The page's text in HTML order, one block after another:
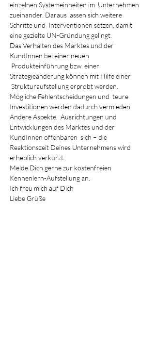
einzelnen Systemeinheiten im  Unternehmen
zueinander. Daraus lassen sich weitere
Schritte und  Interventionen setzen, damit
eine gezielte UN-Gründung gelingt.
Das Verhalten des Marktes und der
KundInnen bei einer neuen
Produkteinführung bzw. einer
Strategieänderung können mit Hilfe einer
Strukturaufstellung erprobt werden.
Mögliche Fehlentscheidungen und  teure
Investitionen werden dadurch vermieden.
Andere Aspekte,  Ausrichtungen und
Entwicklungen des Marktes und der
KundInnen offenbaren  sich – die
Reaktionszeit Deines Unternehmens wird
erheblich verkürzt.
Melde Dich gerne zur kostenfreien
Kennenlern-Aufstellung an.
Ich freu mich auf Dich
Liebe Grüße